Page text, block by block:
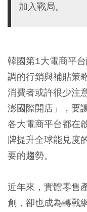
加入戰局。
韓國第1大電商平
調的行銷與補貼策
消費者或許很少注
澎國際開店」，要
各大電商平台都在
牌提升全球能見度
要的趨勢。
近年來，實體零售
創，卻也成為轉戰